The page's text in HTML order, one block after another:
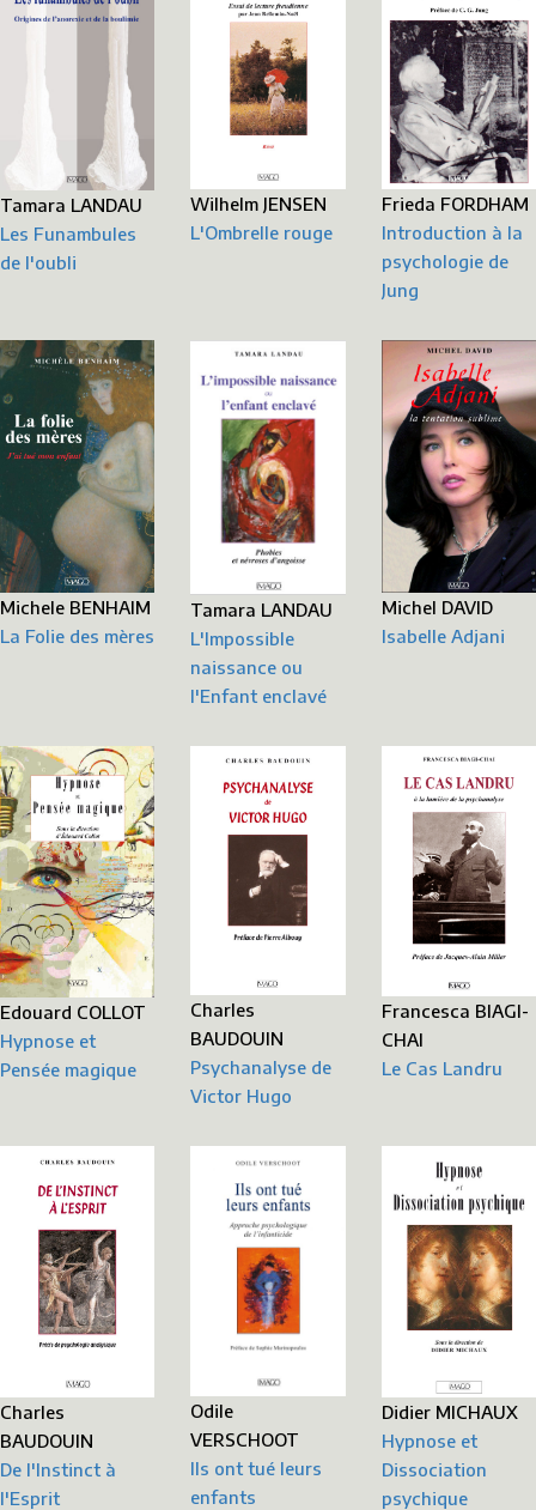
Tamara LANDAU
Les Funambules
de l'oubli
Wilhelm JENSEN
L'Ombrelle rouge
Frieda FORDHAM
Introduction à la
psychologie de
Jung
Michele BENHAIM
La Folie des mères
Tamara LANDAU
L'Impossible
naissance ou
l'Enfant enclavé
Michel DAVID
Isabelle Adjani
Edouard COLLOT
Hypnose et
Pensée magique
Charles
BAUDOUIN
Psychanalyse de
Victor Hugo
Francesca BIAGI-
CHAI
Le Cas Landru
Charles
BAUDOUIN
De l'Instinct à
l'Esprit
Odile
VERSCHOOT
Ils ont tué leurs
enfants
Didier MICHAUX
Hypnose et
Dissociation
psychique